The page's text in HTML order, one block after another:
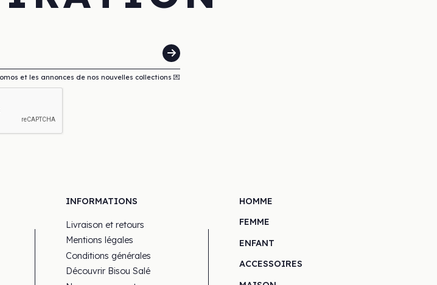
et les annonces de nos nouvelles collections 💌
INFORMATIONS
Livraison et retours
Mentions légales
Conditions générales
Découvrir Bisou Salé
HOMME
FEMME
ENFANT
ACCESSOIRES